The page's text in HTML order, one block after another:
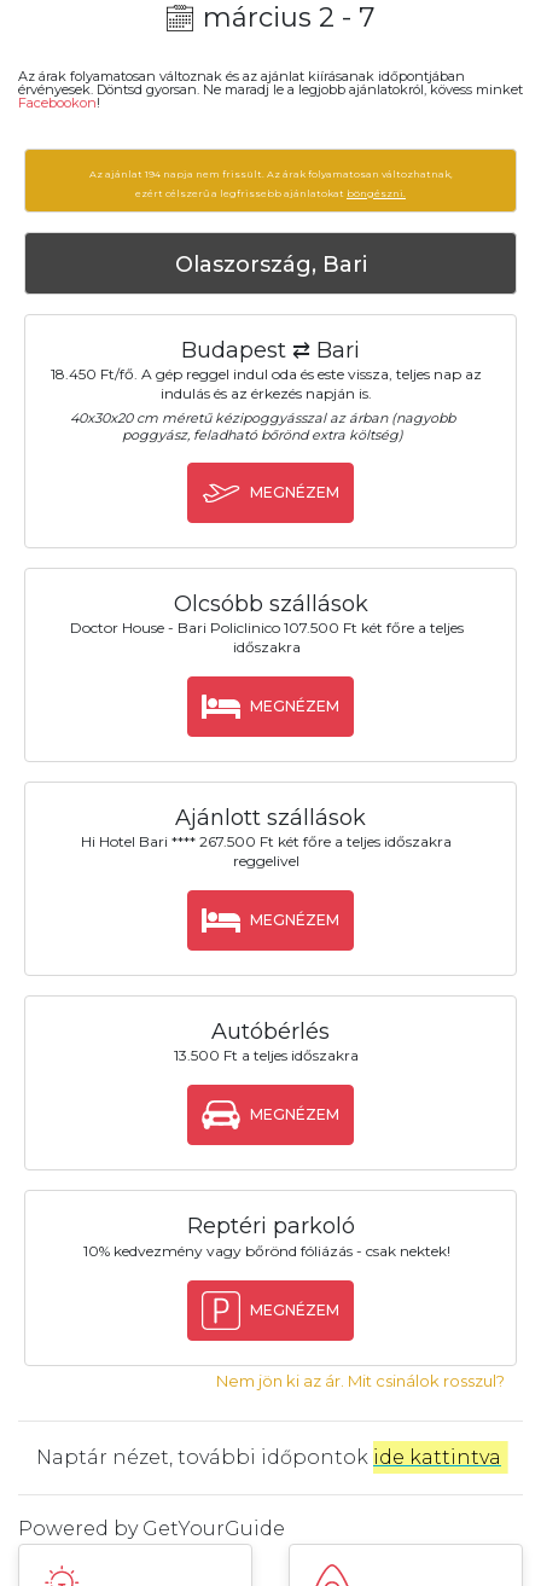
március 2 - 7
Az árak folyamatosan változnak és az ajánlat kiírásanak időpontjában
érvényesek. Döntsd gyorsan. Ne maradj le a legjobb ajánlatokról, kövess minket
Facebookon!
Az ajánlat 194 napja nem frissült. Az árak folyamatosan változhatnak,
ezért célszerű a legfrissebb ajánlatokat böngészni.
Olaszország, Bari
Budapest ⇄ Bari
18.450 Ft/fő. A gép reggel indul oda és este vissza, teljes nap az
indulás és az érkezés napján is.
40x30x20 cm méretű kézipoggyásszal az árban (nagyobb
poggyász, feladható bőrönd extra költség)
MEGNÉZEM
Olcsóbb szállások
Doctor House - Bari Policlinico 107.500 Ft két főre a teljes
időszakra
MEGNÉZEM
Ajánlott szállások
Hi Hotel Bari **** 267.500 Ft két főre a teljes időszakra
reggelivel
MEGNÉZEM
Autóbérlés
13.500 Ft a teljes időszakra
MEGNÉZEM
Reptéri parkoló
10% kedvezmény vagy bőrönd fóliázás - csak nektek!
MEGNÉZEM
Nem jön ki az ár. Mit csinálok rosszul?
Naptár nézet, további időpontok ide kattintva
Powered by GetYourGuide